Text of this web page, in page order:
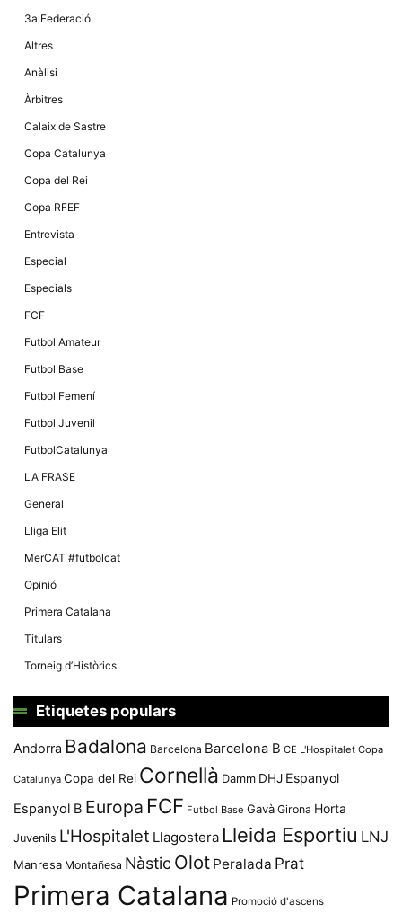
3a Federació
Altres
Anàlisi
Àrbitres
Calaix de Sastre
Copa Catalunya
Copa del Rei
Copa RFEF
Entrevista
Especial
Especials
FCF
Futbol Amateur
Futbol Base
Futbol Femení
Futbol Juvenil
FutbolCatalunya
LA FRASE
General
Lliga Elit
MerCAT #futbolcat
Opinió
Primera Catalana
Titulars
Torneig d’Històrics
Etiquetes populars
Andorra Badalona Barcelona Barcelona B CE L'Hospitalet Copa
Catalunya Copa del Rei Cornellà Damm DHJ Espanyol
Espanyol B Europa FCF Futbol Base Gavà Girona Horta
Juvenils L'Hospitalet Llagostera Lleida Esportiu LNJ
Manresa Montañesa Nàstic Olot Peralada Prat
Primera Catalana Promoció d'ascens